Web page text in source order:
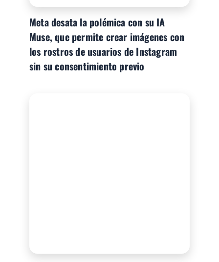
Meta desata la polémica con su IA
Muse, que permite crear imágenes con
los rostros de usuarios de Instagram
sin su consentimiento previo